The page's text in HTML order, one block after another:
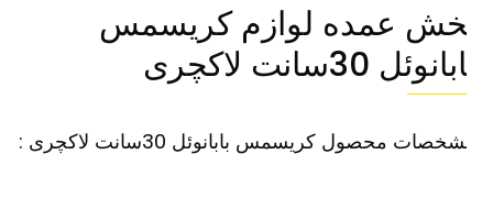
عمده لوازم کریسمس
30سانت لاکچری
محصول کریسمس بابانوئل 30سانت لاکچری :